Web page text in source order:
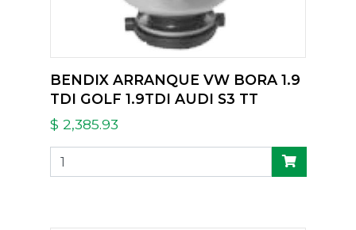
BENDIX ARRANQUE VW BORA 1.9
TDI GOLF 1.9TDI AUDI S3 TT
$ 2,385.93